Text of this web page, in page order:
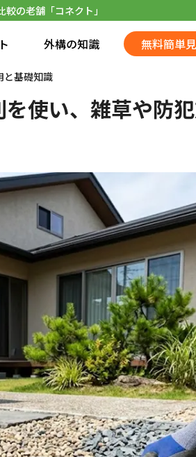
の老舗「コネクト」
外構の知識 無料簡単
と基礎知識
を使い、雑草や防